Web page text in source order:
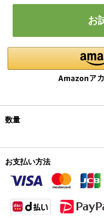
お
数量
お支払い方法